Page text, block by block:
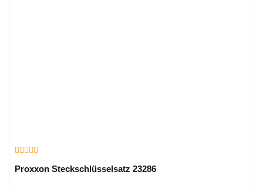
Proxxon Steckschlüsselsatz 23286